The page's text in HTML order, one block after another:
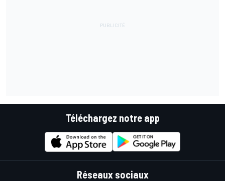
Téléchargez notre app
Réseaux sociaux